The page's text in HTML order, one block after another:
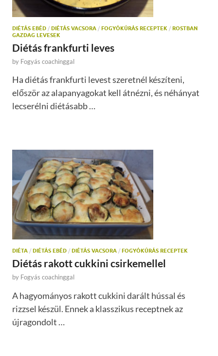
DIÉTÁS EBÉD / DIÉTÁS VACSORA / FOGYÓKÚRÁS RECEPTEK / ROSTBAN
GAZDAG LEVESEK
Diétás frankfurti leves
by Fogyás coachinggal
Ha diétás frankfurti levest szeretnél készíteni,
először az alapanyagokat kell átnézni, és néhányat
lecserélni diétásabb …
DIÉTA / DIÉTÁS EBÉD / DIÉTÁS VACSORA / FOGYÓKÚRÁS RECEPTEK
Diétás rakott cukkini csirkemellel
by Fogyás coachinggal
A hagyományos rakott cukkini darált hússal és
rizzsel készül. Ennek a klasszikus receptnek az
újragondolt …